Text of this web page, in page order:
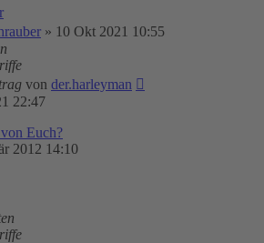
» 10 Okt 2021 10:55
von der.harleyman
22:47
Euch?
2012 14:10